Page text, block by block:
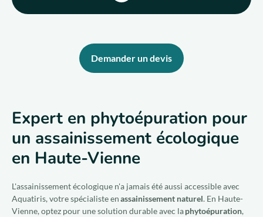
Demander un devis
Expert en phytoépuration pour
un assainissement écologique
en Haute-Vienne
L'assainissement écologique n'a jamais été aussi accessible avec
Aquatiris, votre spécialiste enassainissement naturel. En Haute-
Vienne, optez pour une solution durable avec laphytoépuration,